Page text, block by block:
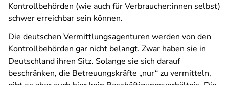
Kontrollbehörden (wie auch für Verbraucher:innen selbst)
schwer erreichbar sein können.
Die deutschen Vermittlungsagenturen werden von den
Kontrollbehörden gar nicht belangt. Zwar haben sie in
Deutschland ihren Sitz. Solange sie sich darauf
beschränken, die Betreuungskräfte „nur“ zu vermitteln,